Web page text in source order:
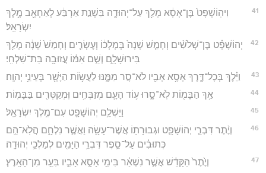
41
וִיהֽוֹשָׁפָט֙ בֶּן־אָסָ֔א מָלַ֖ךְ עַל־יְהוּדָ֑ה בִּשְׁנַ֣ת אַרְבַּ֔ע לְאַחְאָ֖ב מֶ֥לֶךְ
יִשְׂרָאֵֽל׃
42
יְהוֹשָׁפָ֗ט בֶּן־שְׁלֹשִׁ֨ים וְחָמֵ֤שׁ שָׁנָה֙ בְּמָלְכ֔וֹ וְעֶשְׂרִ֤ים וְחָמֵשׁ֙ שָׁנָ֔ה מָלַ֖ךְ
בִּירוּשָׁלִָ֑ם וְשֵׁ֣ם אִמּ֔וֹ עֲזוּבָ֖ה בַּת־שִׁלְחִֽי׃
43 וַיֵּ֗לֶךְ בְּכָל־דֶּ֛רֶךְ אָסָ֥א אָבִ֖יו לֹא־סָ֣ר מִמֶּ֑נּוּ לַעֲשׂ֥וֹת הַיָּשָׁ֖ר בְּעֵינֵ֥י יְהוָֽה׃
44 אַ֥ךְ הַבָּמ֖וֹת לֹֽא־סָ֑רוּ ע֥וֹד הָעָ֛ם מְזַבְּחִ֥ים וּֽמְקַטְּרִ֖ים בַּבָּמֽוֹת׃
45 וַיַּשְׁלֵ֥ם יְהוֹשָׁפָ֖ט עִם־מֶ֥לֶךְ יִשְׂרָאֵֽל׃
46
וְיֶ֨תֶר דִּבְרֵ֧י יְהוֹשָׁפָ֛ט וּגְבוּרָת֥וֹ אֲשֶׁר־עָשָׂ֖ה וַאֲשֶׁ֣ר נִלְחָ֑ם הֲלֹֽא־הֵ֣ם
כְּתוּבִ֗ים עַל־סֵ֛פֶר דִּבְרֵ֥י הַיָּמִ֖ים לְמַלְכֵ֥י יְהוּדָֽה׃
47 וְיֶ֙תֶר֙ הַקָּדֵ֔שׁ אֲשֶׁ֣ר נִשְׁאַ֔ר בִּימֵ֖י אָסָ֣א אָבִ֑יו בִּעֵ֖ר מִן־הָאָֽרֶץ׃